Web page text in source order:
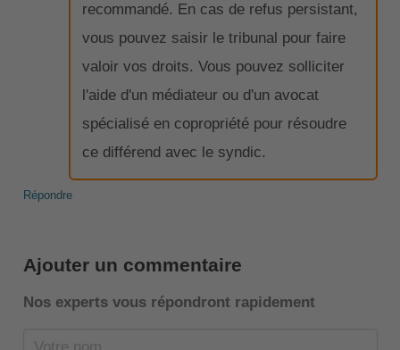
recommandé. En cas de refus persistant,
vous pouvez saisir le tribunal pour faire
valoir vos droits. Vous pouvez solliciter
l'aide d'un médiateur ou d'un avocat
spécialisé en copropriété pour résoudre
ce différend avec le syndic.
Répondre
Ajouter un commentaire
Nos experts vous répondront rapidement